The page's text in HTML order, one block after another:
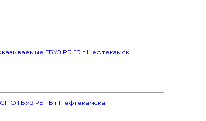
ГБУЗ РБ ГБ г.Нефтекамск
СПО ГБУЗ РБ ГБ г.Нефтекамска